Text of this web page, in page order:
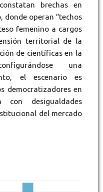
brechas en
donde operan “techos
femenino a cargos
territorial de la
de científicas en la
una
el escenario es
democratizadores en
desigualdades
del mercado